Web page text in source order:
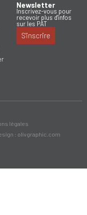
Newsletter
Inscrivez-vous pour
recevoir plus d'infos
sur les PAT
S'inscrire
légales
: olivgraphic.com